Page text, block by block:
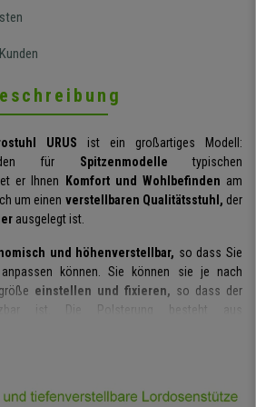
URUS ist ein großartiges Modell:
den für Spitzenmodelle typischen
er Ihnen
Komfort und Wohlbefinden am
um einen verstellbaren Qualitätsstuhl, der
ausgelegt ist.
und höhenverstellbar, so dass Sie
können. Sie können sie je nach
einstellen und fixieren, so dass der
ist. Die Polsterung besteht aus
sowohl in der Tiefe als auch in der Höhe